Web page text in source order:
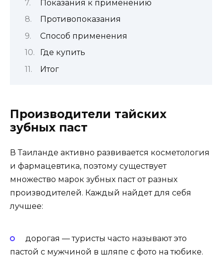
Показания к применению
Противопоказания
Способ применения
Где купить
Итог
Производители тайских
зубных паст
В Таиланде активно развивается косметология
и фармацевтика, поэтому существует
множество марок зубных паст от разных
производителей. Каждый найдет для себя
лучшее:
дорогая — туристы часто называют это
пастой с мужчиной в шляпе с фото на тюбике.